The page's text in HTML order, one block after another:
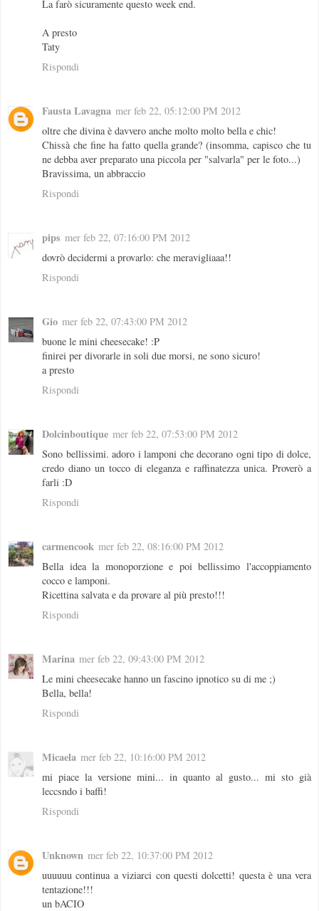
La farò sicuramente questo week end.
A presto
Taty
Rispondi
Fausta Lavagna mer feb 22, 05:12:00 PM 2012
oltre che divina è davvero anche molto molto bella e chic!
Chissà che fine ha fatto quella grande? (insomma, capisco che tu
ne debba aver preparato una piccola per "salvarla" per le foto...)
Bravissima, un abbraccio
Rispondi
pips mer feb 22, 07:16:00 PM 2012
dovrò decidermi a provarlo: che meravigliaaa!!
Rispondi
Gio mer feb 22, 07:43:00 PM 2012
buone le mini cheesecake! :P
finirei per divorarle in soli due morsi, ne sono sicuro!
a presto
Rispondi
Dolcinboutique mer feb 22, 07:53:00 PM 2012
Sono bellissimi. adoro i lamponi che decorano ogni tipo di dolce,
credo diano un tocco di eleganza e raffinatezza unica. Proverò a
farli :D
Rispondi
carmencook mer feb 22, 08:16:00 PM 2012
Bella idea la monoporzione e poi bellissimo l'accoppiamento
cocco e lamponi.
Ricettina salvata e da provare al più presto!!!
Rispondi
Marina mer feb 22, 09:43:00 PM 2012
Le mini cheesecake hanno un fascino ipnotico su di me ;)
Bella, bella!
Rispondi
Micaela mer feb 22, 10:16:00 PM 2012
mi piace la versione mini... in quanto al gusto... mi sto già
leccsndo i baffi!
Rispondi
Unknown mer feb 22, 10:37:00 PM 2012
uuuuuu continua a viziarci con questi dolcetti! questa è una vera
tentazione!!!
un bACIO